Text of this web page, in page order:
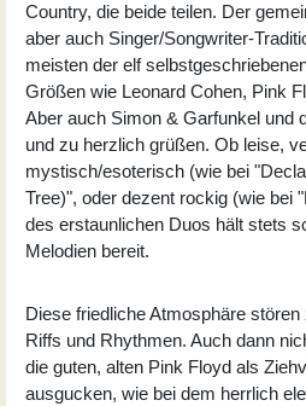
Country, die beide teilen. Der
aber auch Singer/Songwriter-
meisten der elf
Größen wie Leonard Cohen, Pink
Aber auch Simon & Garfunkel und
und zu herzlich grüßen. Ob leise,
mystisch/esoterisch (wie bei
Tree)", oder dezent rockig (wie bei
des erstaunlichen Duos hält stets
Melodien bereit.
Diese friedliche Atmosphäre
Riffs und Rhythmen. Auch dann
die guten, alten Pink Floyd als
ausgucken, wie bei dem herrlich